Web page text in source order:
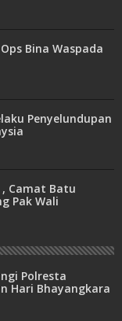
Bina Waspada
Penyelundupan
Camat Batu
Pak Wali
Polresta
Hari Bhayangkara